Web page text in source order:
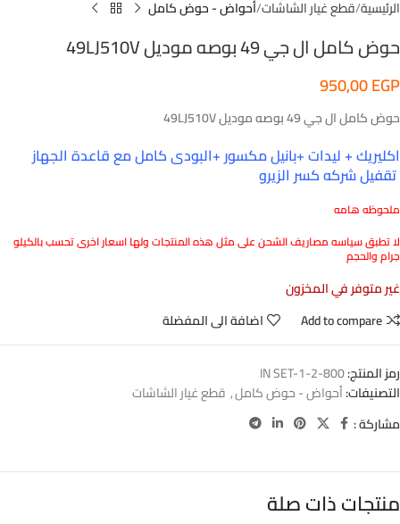
الرئيسية قطع غيار الشاشات أحواض - حوض كامل
حوض كامل ال جي 49 بوصه موديل 49LJ510V
950,00EGP
حوض كامل ال جي 49 بوصه موديل 49LJ510V
اكليريك + ليدات +بانيل مكسور +البودى كامل مع قاعدة الجهاز
تقفيل شركه كسر الزيرو
ملحوظه هامه
لا تطبق سياسه مصاريف الشحن على مثل هذه المنتجات ولها اسعار اخرى تحسب بالكيلو
جرام والحجم
غير متوفر في المخزون
Add to compare
اضافة الى المفضلة
رمز المنتج:800-2-IN SET-1
التصنيفات:أحواض - حوض كامل, قطع غيار الشاشات
مشاركة :
منتجات ذات صلة